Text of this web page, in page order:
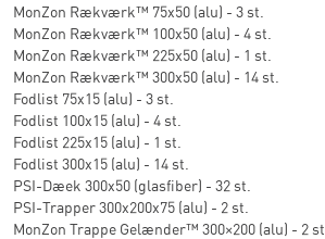
MonZon Rækværk™ 75x50 (alu) - 3 st.
MonZon Rækværk™ 100x50 (alu) - 4 st.
MonZon Rækværk™ 225x50 (alu) - 1 st.
MonZon Rækværk™ 300x50 (alu) - 14 st.
Fodlist 75x15 (alu) - 3 st.
Fodlist 100x15 (alu) - 4 st.
Fodlist 225x15 (alu) - 1 st.
Fodlist 300x15 (alu) - 14 st.
PSI-Dæek 300x50 (glasfiber) - 32 st.
PSI-Trapper 300x200x75 (alu) - 2 st.
MonZon Trappe Gelænder™ 300×200 (alu) - 2 st.